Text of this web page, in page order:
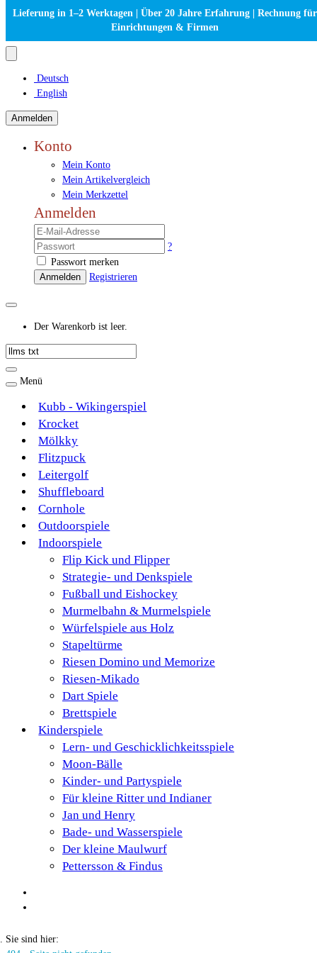
Deutsch
English
Anmelden
Konto
Mein Konto
Mein Artikelvergleich
Mein Merkzettel
Anmelden
?
Passwort merken
Anmelden
Registrieren
Der Warenkorb ist leer.
Menü
Kubb - Wikingerspiel
Krocket
Mölkky
Flitzpuck
Leitergolf
Shuffleboard
Cornhole
Outdoorspiele
Indoorspiele
Flip Kick und Flipper
Strategie- und Denkspiele
Fußball und Eishockey
Murmelbahn & Murmelspiele
Würfelspiele aus Holz
Stapeltürme
Riesen Domino und Memorize
Riesen-Mikado
Dart Spiele
Brettspiele
Kinderspiele
Lern- und Geschicklichkeitsspiele
Moon-Bälle
Kinder- und Partyspiele
Für kleine Ritter und Indianer
Jan und Henry
Bade- und Wasserspiele
Der kleine Maulwurf
Pettersson & Findus
Sie sind hier:
Lieferung in 1–2 Werktagen | Über 20 Jahre Erfahrung | Rechnung für
Einrichtungen & Firmen